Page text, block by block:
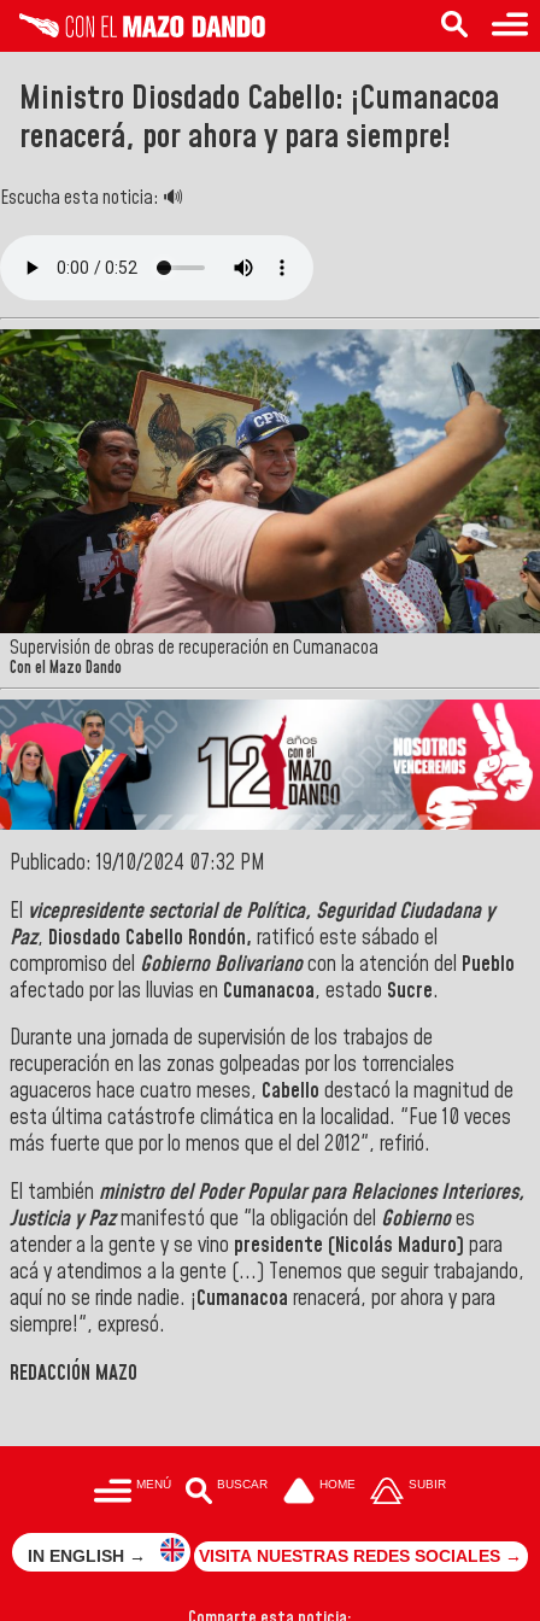
Ministro Diosdado Cabello: ¡Cumanacoa
renacerá, por ahora y para siempre!
Escucha esta noticia: 🔊
Supervisión de obras de recuperación en Cumanacoa
Con el Mazo Dando
Publicado: 19/10/2024 07:32 PM
El vicepresidente sectorial de Política, Seguridad Ciudadana y
Paz, Diosdado Cabello Rondón, ratificó este sábado el
compromiso del Gobierno Bolivarianocon la atención del Pueblo
afectado por las lluvias en Cumanacoa, estado Sucre.
Durante una jornada de supervisión de los trabajos de
recuperación en las zonas golpeadas por los torrenciales
aguaceros hace cuatro meses, Cabello destacó la magnitud de
esta última catástrofe climática en la localidad. "Fue 10 veces
más fuerte que por lo menos que el del 2012", refirió.
El también ministro del Poder Popular para Relaciones Interiores,
Justicia y Pazmanifestó que "la obligación del Gobiernoes
atender a la gente y se vino presidente (Nicolás Maduro) para
acá y atendimos a la gente (...) Tenemos que seguir trabajando,
aquí no se rinde nadie. ¡Cumanacoa renacerá, por ahora y para
siempre!", expresó.
REDACCIÓN MAZO
MENÚ BUSCAR HOME SUBIR
IN ENGLISH → VISITA NUESTRAS REDES SOCIALES →